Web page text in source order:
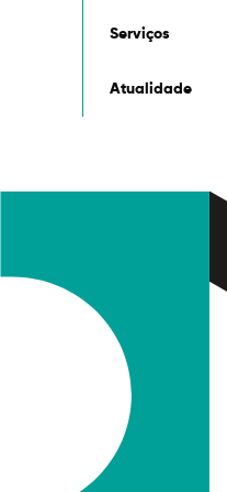
Serviços
Atualidade